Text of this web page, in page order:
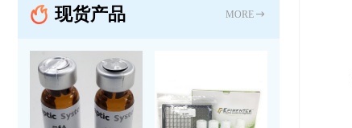
现货产品 MORE